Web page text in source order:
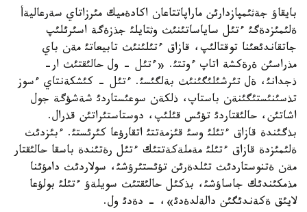
بايقاؤ جةثئمپازدارئن ماراپاتتاعان اكادةميك مئرزاتاي سةرعاليةأ
ةلئمئزدةگئ ءتئل ساياساتئنئث وثتايلئ جذزةگة اسئرئلئپ
جاتقاندئعئنا توقتالئپ، قازاق ءتئلئنئث تابيعاتئ مةن باي
مذراسئن ةرةكشة اتاپ ءوتتئ. «ءتئل - ول حالئقتئث ار-
ذجدانئ، ةل تئرشئلئگئنئث بةلگئسئ. ءتئل - كئشكةنتاي ءسوز
تذسئنئستئگئنةن باستاپ، ذلكةن سوعئستاردئ شةشؤگة جول
اشاتئن، حالئقتاردئ تؤئس قئلئپ، دوستاستئراتئن قذرال.
بذگئندة قازاق ءتئلئ وسئ قئزمةتتئ اتقارؤعا كئرئستئ. ءبئزدئث
ةلئمئزدة قازاق ءتئلئ مةملةكةتتئك ءتئل رةتئندة باسقا حالئقتار
مةن ةتنوستاردئث تئلدةرئن تؤئستئرؤشئ، سولاردئث دامؤئنا
مذمكئندئك جاساؤشئ، بذكئل حالئقتئث سويلةؤ ءتئلئ بولؤعا
لايئق ةكةندئگئن دالةلدةدئ»، - دةدئ ول.